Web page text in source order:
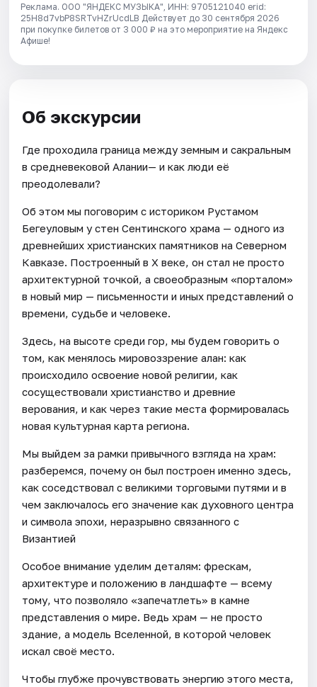
Реклама. ООО "ЯНДЕКС МУЗЫКА", ИНН: 9705121040 erid:
25H8d7vbP8SRTvHZrUcdLB Действует до 30 сентября 2026
при покупке билетов от 3 000 ₽ на это мероприятие на Яндекс
Афише!
Об экскурсии
Где проходила граница между земным и сакральным
в средневековой Алании— и как люди её
преодолевали?
Об этом мы поговорим с историком Рустамом
Бегеуловым у стен Сентинского храма — одного из
древнейших христианских памятников на Северном
Кавказе. Построенный в X веке, он стал не просто
архитектурной точкой, а своеобразным «порталом»
в новый мир — письменности и иных представлений о
времени, судьбе и человеке.
Здесь, на высоте среди гор, мы будем говорить о
том, как менялось мировоззрение алан: как
происходило освоение новой религии, как
сосуществовали христианство и древние
верования, и как через такие места формировалась
новая культурная карта региона.
Мы выйдем за рамки привычного взгляда на храм:
разберемся, почему он был построен именно здесь,
как соседствовал с великими торговыми путями и в
чем заключалось его значение как духовного центра
и символа эпохи, неразрывно связанного с
Византией
Особое внимание уделим деталям: фрескам,
архитектуре и положению в ландшафте — всему
тому, что позволяло «запечатлеть» в камне
представления о мире. Ведь храм — не просто
здание, а модель Вселенной, в которой человек
искал своё место.
Чтобы глубже прочувствовать энергию этого места,